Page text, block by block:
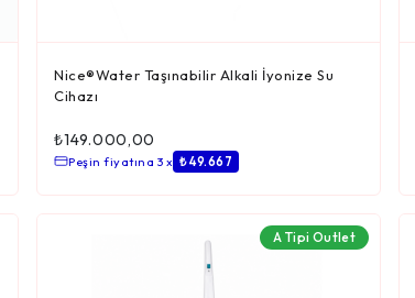
Nice®Water Taşınabilir Alkali İyonize Su
Cihazı
₺149.000,00
Peşin fiyatına 3 x ₺ 49.667
A Tipi Outlet